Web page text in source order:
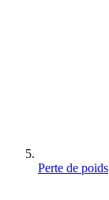
Perte de poids